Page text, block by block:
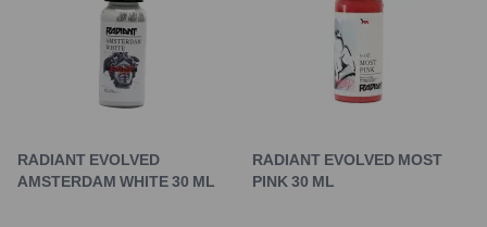
RADIANT EVOLVED
AMSTERDAM WHITE 30 ML
RADIANT EVOLVED MOST
PINK 30 ML